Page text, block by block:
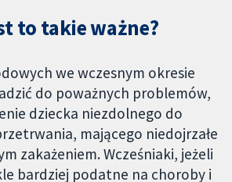
to takie ważne?
we wczesnym okresie
do poważnych problemów,
dziecka niezdolnego do
mającego niedojrzałe
zakażeniem. Wcześniaki, jeżeli
bardziej podatne na choroby i